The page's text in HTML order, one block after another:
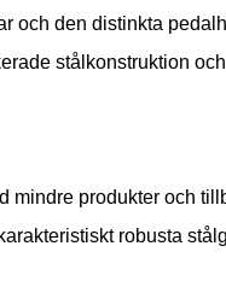
och den distinkta
stålkonstruktion
produkter och
robusta